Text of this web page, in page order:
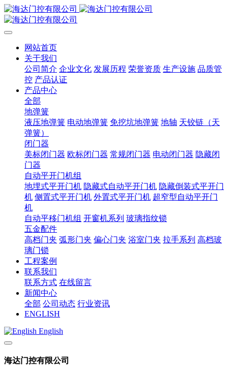
网站首页
关于我们
公司简介 企业文化 发展历程 荣誉资质 生产设施 品质管
控 产品认证
产品中心
全部
地弹簧
液压地弹簧 电动地弹簧 免挖坑地弹簧 地轴 天铰链（天
弹簧）
闭门器
美标闭门器 欧标闭门器 常规闭门器 电动闭门器 隐藏闭
门器
自动平开门机组
地埋式平开门机 隐藏式自动平开门机 隐藏倒装式平开门
机 侧置式平开门机 外置式平开门机 超窄型自动平开门
机
自动平移门机组 开窗机系列 玻璃指纹锁
五金配件
高档门夹 弧形门夹 偏心门夹 浴室门夹 拉手系列 高档玻
璃门锁
工程案例
联系我们
联系方式 在线留言
新闻中心
全部 公司动态 行业资讯
ENGLISH
English
海达门控有限公司